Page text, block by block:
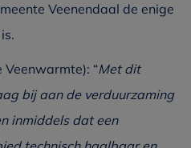
Veenendaal de enige
Veenwarmte): “Met dit
bij aan de verduurzaming
inmiddels dat een